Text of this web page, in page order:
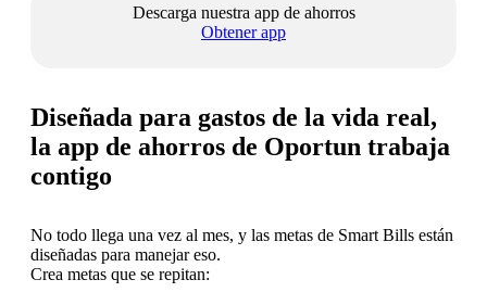
Descarga nuestra app de ahorros
Obtener app
Diseñada para gastos de la vida real,
la app de ahorros de Oportun trabaja
contigo
No todo llega una vez al mes, y las metas de Smart Bills están
diseñadas para manejar eso.
Crea metas que se repitan: